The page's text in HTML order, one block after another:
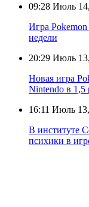
09:28 Июль
Игра
недели
20:29 Июль
Новая игра
Nintendo в 1,5
16:11 Июль
В институте
психики в